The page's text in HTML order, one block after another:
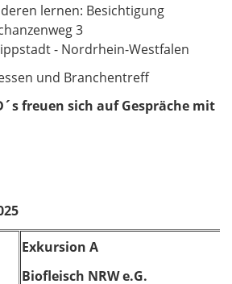
lernen: Besichtigung
3
- Nordrhein-Westfalen
und Branchentreff
freuen sich auf Gespräche mit
Exkursion A
Biofleisch NRW e.G.